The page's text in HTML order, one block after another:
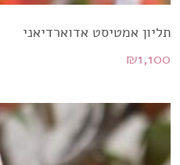
תליון אמטיסט אדוארדיאני
₪1,100